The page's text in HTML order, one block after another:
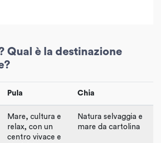
Qual è la destinazione
Pula Chia
Mare, cultura e
relax, con un
centro vivace e
Natura selvaggia e
mare da cartolina